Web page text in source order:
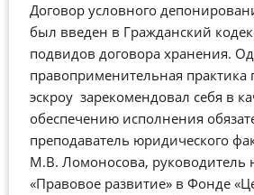
Договор условного
был введен в Гражданский
подвидов договора хранения.
правоприменительная практика
эскроу зарекомендовал себя в
обеспечению исполнения
преподаватель юридического
М.В. Ломоносова, руководитель
«Правовое развитие» в Фонде